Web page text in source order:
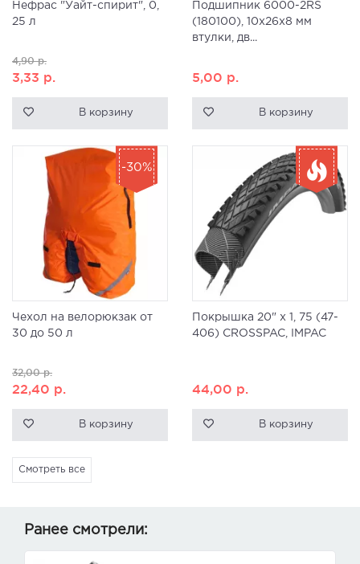
Нефрас "Уайт-спирит", 0,
25 л
4,90р.
3,33 р.
В корзину
Подшипник 6000-2RS
(180100), 10x26x8 мм
втулки, дв...
5,00 р.
В корзину
Чехол на велорюкзак от
30 до 50 л
32,00р.
22,40 р.
В корзину
-30%
Покрышка 20" x 1, 75 (47-
406) CROSSPAC, IMPAC
44,00 р.
В корзину
Смотреть все
Ранее смотрели: